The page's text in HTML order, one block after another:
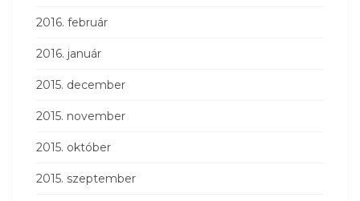
2016. február
2016. január
2015. december
2015. november
2015. október
2015. szeptember